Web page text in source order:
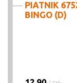
PIATNIK
BINGO (D)